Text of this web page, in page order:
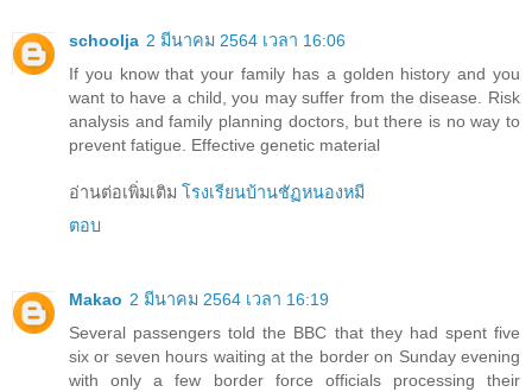
schoolja 2 มีนาคม 2564 เวลา 16:06
If you know that your family has a golden history and you
want to have a child, you may suffer from the disease. Risk
analysis and family planning doctors, but there is no way to
prevent fatigue. Effective genetic material
อ่านต่อเพิ่มเติม โรงเรียนบ้านชัฏหนองหมี
ตอบ
Makao 2 มีนาคม 2564 เวลา 16:19
Several passengers told the BBC that they had spent five
six or seven hours waiting at the border on Sunday evening
with only a few border force officials processing their